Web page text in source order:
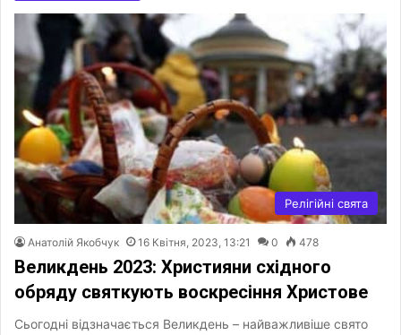
Релігійні свята
Анатолій Якобчук 16 Квітня, 2023, 13:21 0 478
Великдень 2023: Християни східного
обряду святкують воскресіння Христове
Сьогодні відзначається Великдень – найважливіше свято